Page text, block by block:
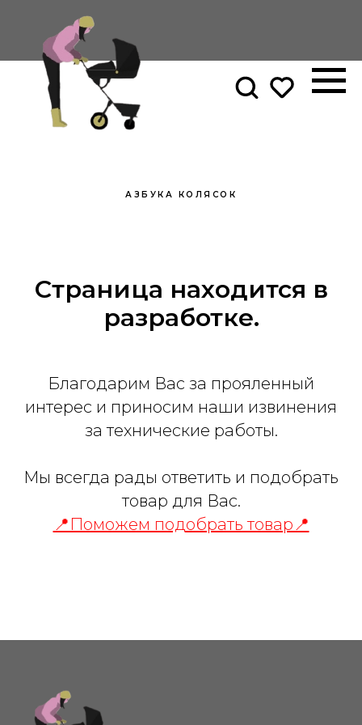
АЗБУКА КОЛЯСОК
Страница находится в
разработке.
Благодарим Вас за прояленный
интерес и приносим наши извинения
за технические работы.
Мы всегда рады ответить и подобрать
товар для Вас.
📍Поможем подобрать товар📍